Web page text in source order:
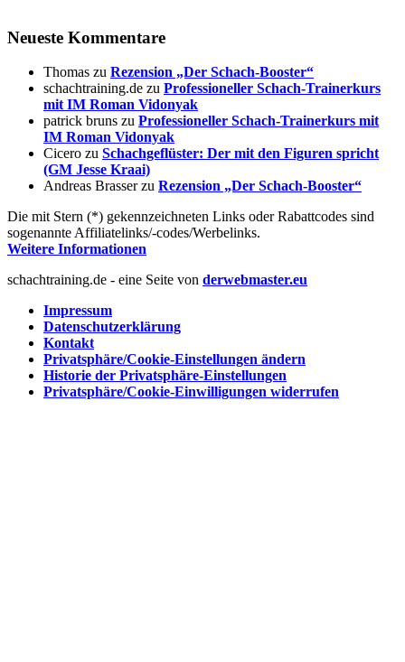
Neueste Kommentare
Thomas zu Rezension „Der Schach-Booster“
schachtraining.de zu Professioneller Schach-Trainerkurs
mit IM Roman Vidonyak
patrick bruns zu Professioneller Schach-Trainerkurs mit
IM Roman Vidonyak
Cicero zu Schachgeflüster: Der mit den Figuren spricht
(GM Jesse Kraai)
Andreas Brasserzu Rezension „Der Schach-Booster“
Die mit Stern (*) gekennzeichneten Links oder Rabattcodes sind
sogenannte Affiliatelinks/-codes/Werbelinks.
Weitere Informationen
schachtraining.de - eine Seite von derwebmaster.eu
Impressum
Datenschutzerklärung
Kontakt
Privatsphäre/Cookie-Einstellungen ändern
Historie der Privatsphäre-Einstellungen
Privatsphäre/Cookie-Einwilligungen widerrufen